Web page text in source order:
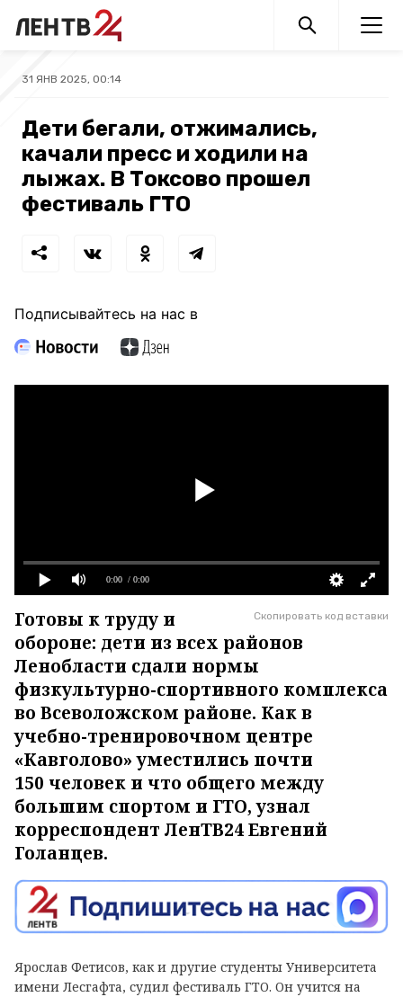
31 ЯНВ 2025, 00:14
Дети бегали, отжимались,
качали пресс и ходили на
лыжах. В Токсово прошел
фестиваль ГТО
Подписывайтесь на нас в
0:00 / 0:00
Скопировать код вставки
Готовы к труду и
обороне: дети из всех районов
Ленобласти сдали нормы
физкультурно-спортивного комплекса
во Всеволожском районе. Как в
учебно-тренировочном центре
«Кавголово» уместились почти
150 человек и что общего между
большим спортом и ГТО, узнал
корреспондент ЛенТВ24 Евгений
Голанцев.
Ярослав Фетисов, как и другие студенты Университета
имени Лесгафта, судил фестиваль ГТО. Он учится на